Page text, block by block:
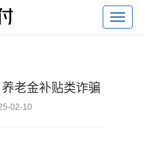
养老金补贴类诈骗
02-10